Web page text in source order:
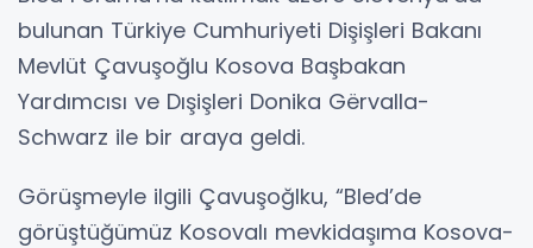
bulunan Türkiye Cumhuriyeti Dişişleri Bakanı
Mevlüt Çavuşoğlu Kosova Başbakan
Yardımcısı ve Dışişleri Donika Gërvalla-
Schwarz ile bir araya geldi.
Görüşmeyle ilgili Çavuşoğlku, “Bled’de
görüştüğümüz Kosovalı mevkidaşıma Kosova-